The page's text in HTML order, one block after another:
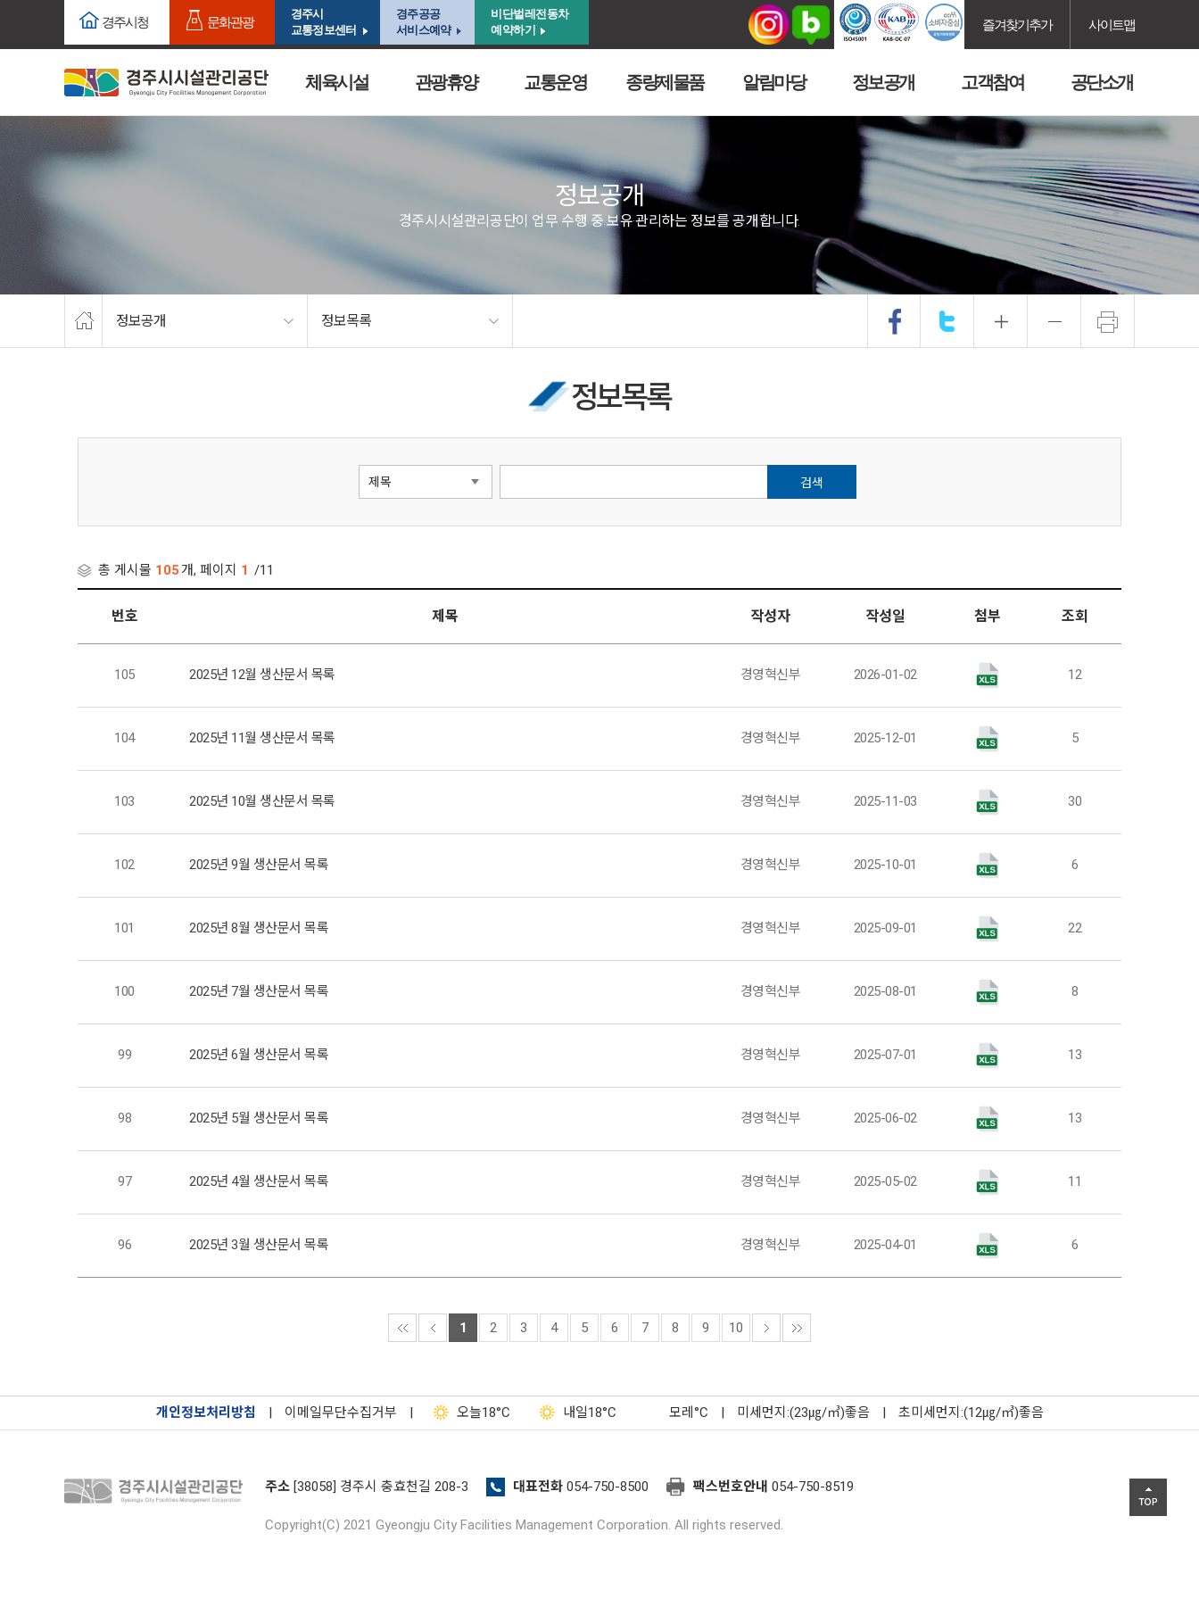
주요메뉴로 건너뛰기
경주시청 문화관광
경주시
교통정보센터
경주공공
서비스예약
비단벌레전동차
예약하기
즐겨찾기추가 사이트맵
체육시설 관광휴양 교통운영 종량제물품 알림마당 정보공개 고객참여 공단소개
정보공개
경주시시설관리공단이 업무 수행 중 보유·관리하는 정보를 공개합니다.
정보공개 정보목록
정보목록
검색
총 게시물 105개, 페이지 1 /11
번호 제목 작성자 작성일 첨부 조회
105 2025년 12월 생산문서 목록 경영혁신부 2026-01-02 12
104 2025년 11월 생산문서 목록 경영혁신부 2025-12-01 5
103 2025년 10월 생산문서 목록 경영혁신부 2025-11-03 30
102 2025년 9월 생산문서 목록 경영혁신부 2025-10-01 6
101 2025년 8월 생산문서 목록 경영혁신부 2025-09-01 22
100 2025년 7월 생산문서 목록 경영혁신부 2025-08-01 8
99 2025년 6월 생산문서 목록 경영혁신부 2025-07-01 13
98 2025년 5월 생산문서 목록 경영혁신부 2025-06-02 13
97 2025년 4월 생산문서 목록 경영혁신부 2025-05-02 11
96 2025년 3월 생산문서 목록 경영혁신부 2025-04-01 6
1 2 3 4 5 6 7 8 9 10
개인정보처리방침 | 이메일무단수집거부 | 오늘18°C 내일18°C 모레 °C | 미세먼지:(23㎍/㎥)좋음 | 초미세먼지:(12㎍/㎥)좋음
주소 [38058] 경주시 충효천길 208-3 대표전화 054-750-8500 팩스번호안내 054-750-8519
Copyright(C) 2021 Gyeongju City Facilities Management Corporation. All rights reserved.